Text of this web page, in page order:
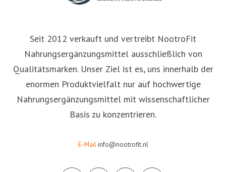
Seit 2012 verkauft und vertreibt NootroFit
Nahrungsergänzungsmittel ausschließlich von
Qualitätsmarken. Unser Ziel ist es, uns innerhalb der
enormen Produktvielfalt nur auf hochwertige
Nahrungsergänzungsmittel mit wissenschaftlicher
Basis zu konzentrieren.
E-Mail info@nootrofit.nl